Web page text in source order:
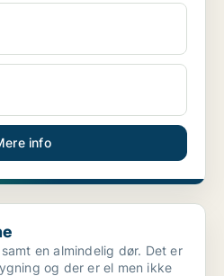
info
en almindelig dør. Det er
og der er el men ikke